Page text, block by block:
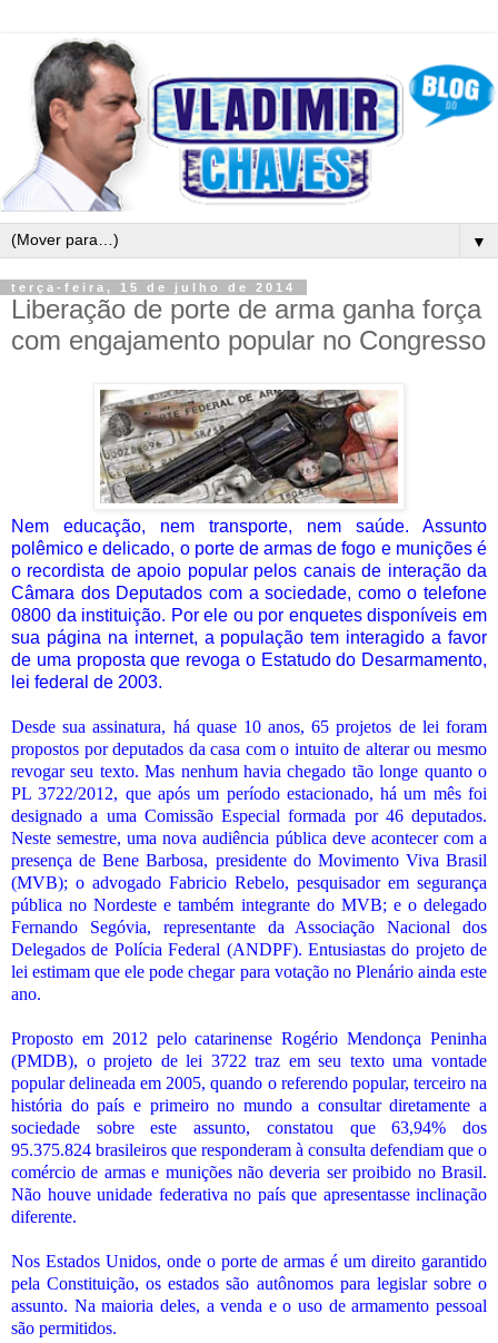
▼
terça-feira, 15 de julho de 2014
Liberação de porte de arma ganha força
com engajamento popular no Congresso
Nem educação, nem transporte, nem saúde. Assunto
polêmico e delicado, o porte de armas de fogo e munições é
o recordista de apoio popular pelos canais de interação da
Câmara dos Deputados com a sociedade, como o telefone
0800 da instituição. Por ele ou por enquetes disponíveis em
sua página na internet, a população tem interagido a favor
de uma proposta que revoga o Estatudo do Desarmamento,
lei federal de 2003.
Desde sua assinatura, há quase 10 anos, 65 projetos de lei foram
propostos por deputados da casa com o intuito de alterar ou mesmo
revogar seu texto. Mas nenhum havia chegado tão longe quanto o
PL 3722/2012, que após um período estacionado, há um mês foi
designado a uma Comissão Especial formada por 46 deputados.
Neste semestre, uma nova audiência pública deve acontecer com a
presença de Bene Barbosa, presidente do Movimento Viva Brasil
(MVB); o advogado Fabricio Rebelo, pesquisador em segurança
pública no Nordeste e também integrante do MVB; e o delegado
Fernando Segóvia, representante da Associação Nacional dos
Delegados de Polícia Federal (ANDPF). Entusiastas do projeto de
lei estimam que ele pode chegar para votação no Plenário ainda este
ano.
Proposto em 2012 pelo catarinense Rogério Mendonça Peninha
(PMDB), o projeto de lei 3722 traz em seu texto uma vontade
popular delineada em 2005, quando o referendo popular, terceiro na
história do país e primeiro no mundo a consultar diretamente a
sociedade sobre este assunto, constatou que 63,94% dos
95.375.824 brasileiros que responderam à consulta defendiam que o
comércio de armas e munições não deveria ser proibido no Brasil.
Não houve unidade federativa no país que apresentasse inclinação
diferente.
Nos Estados Unidos, onde o porte de armas é um direito garantido
pela Constituição, os estados são autônomos para legislar sobre o
assunto. Na maioria deles, a venda e o uso de armamento pessoal
são permitidos.